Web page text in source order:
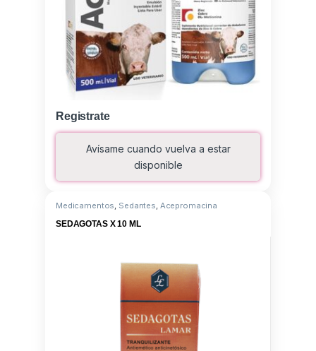
Registrate
Avísame cuando vuelva a estar
disponible
Medicamentos, Sedantes, Acepromacina
SEDAGOTAS X 10 ML